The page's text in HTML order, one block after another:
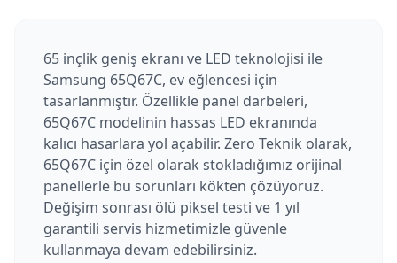
65 inçlik geniş ekranı ve LED teknolojisi ile
Samsung 65Q67C, ev eğlencesi için
tasarlanmıştır. Özellikle panel darbeleri,
65Q67C modelinin hassas LED ekranında
kalıcı hasarlara yol açabilir. Zero Teknik olarak,
65Q67C için özel olarak stokladığımız orijinal
panellerle bu sorunları kökten çözüyoruz.
Değişim sonrası ölü piksel testi ve 1 yıl
garantili servis hizmetimizle güvenle
kullanmaya devam edebilirsiniz.